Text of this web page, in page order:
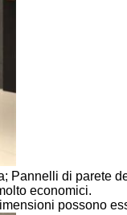
Pannelli di parete
economici.
possono